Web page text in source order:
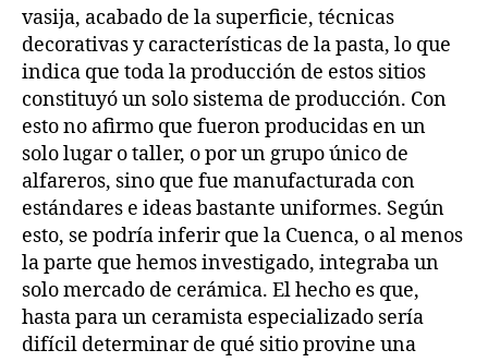
vasija, acabado de la superficie, técnicas
decorativas y características de la pasta, lo que
indica que toda la producción de estos sitios
constituyó un solo sistema de producción. Con
esto no afirmo que fueron producidas en un
solo lugar o taller, o por un grupo único de
alfareros, sino que fue manufacturada con
estándares e ideas bastante uniformes. Según
esto, se podría inferir que la Cuenca, o al menos
la parte que hemos investigado, integraba un
solo mercado de cerámica. El hecho es que,
hasta para un ceramista especializado sería
difícil determinar de qué sitio provine una